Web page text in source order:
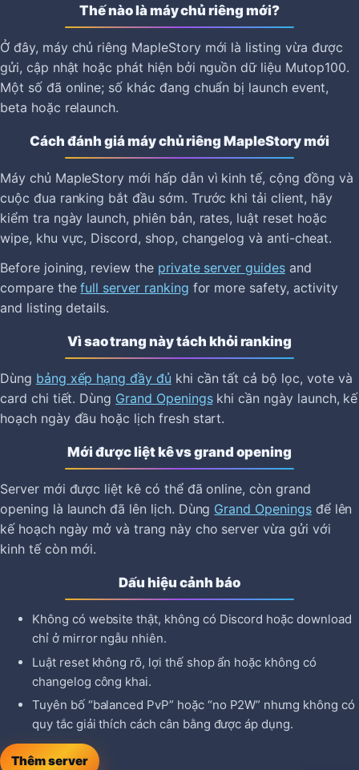
Thế nào là máy chủ riêng mới?
Ở đây, máy chủ riêng MapleStory mới là listing vừa được
gửi, cập nhật hoặc phát hiện bởi nguồn dữ liệu Mutop100.
Một số đã online; số khác đang chuẩn bị launch event,
beta hoặc relaunch.
Cách đánh giá máy chủ riêng MapleStory mới
Máy chủ MapleStory mới hấp dẫn vì kinh tế, cộng đồng và
cuộc đua ranking bắt đầu sớm. Trước khi tải client, hãy
kiểm tra ngày launch, phiên bản, rates, luật reset hoặc
wipe, khu vực, Discord, shop, changelog và anti-cheat.
Before joining, review the private server guidesand
compare thefull server ranking for more safety, activity
and listing details.
Vì sao trang này tách khỏi ranking
Dùng bảng xếp hạng đầy đủ khi cần tất cả bộ lọc, vote và
card chi tiết. Dùng Grand Openingskhi cần ngày launch, kế
hoạch ngày đầu hoặc lịch fresh start.
Mới được liệt kê vs grand opening
Server mới được liệt kê có thể đã online, còn grand
opening là launch đã lên lịch. Dùng Grand Openingsđể lên
kế hoạch ngày mở và trang này cho server vừa gửi với
kinh tế còn mới.
Dấu hiệu cảnh báo
Không có website thật, không có Discord hoặc download
chỉ ở mirror ngẫu nhiên.
Luật reset không rõ, lợi thế shop ẩn hoặc không có
changelog công khai.
Tuyên bố “balanced PvP” hoặc “no P2W” nhưng không có
quy tắc giải thích cách cân bằng được áp dụng.
Thêm server